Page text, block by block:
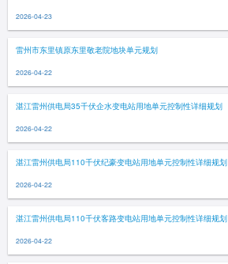
2026-04-23
雷州市东里镇原东里敬老院地块单元规划
2026-04-22
湛江雷州供电局35千伏企水变电站用地单元控制性详细规划
2026-04-22
湛江雷州供电局110千伏纪豪变电站用地单元控制性详细规划
2026-04-22
湛江雷州供电局110千伏客路变电站用地单元控制性详细规划
2026-04-22